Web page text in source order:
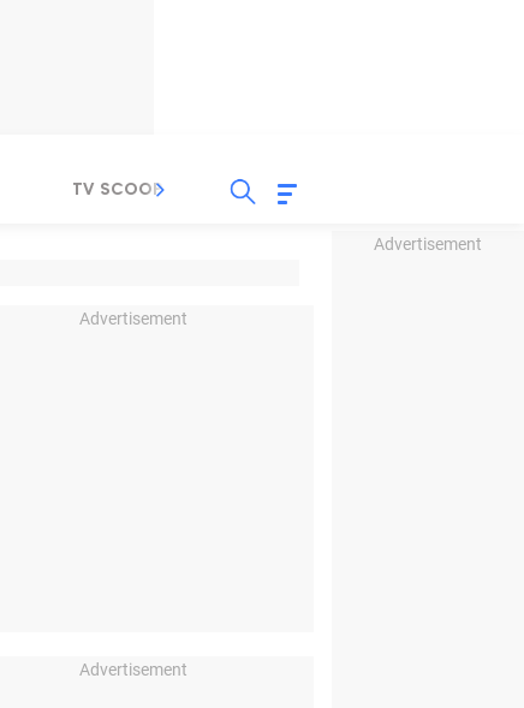
Advertisement
TV SCOOP LIRIK
Advertisement
Advertisement